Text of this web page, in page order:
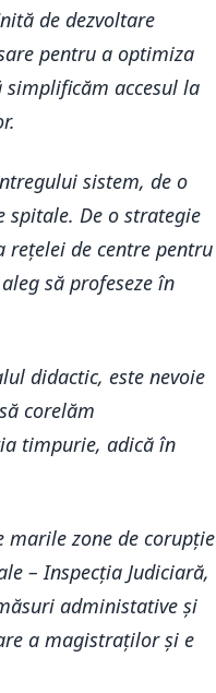
de dezvoltare
pentru a optimiza
accesul la
sistem, de o
De o strategie
de centre pentru
să profeseze în
didactic, este nevoie
corelăm
timpurie, adică în
marile zone de corupție
– Inspecția Judiciară,
administative și
a magistraților și e